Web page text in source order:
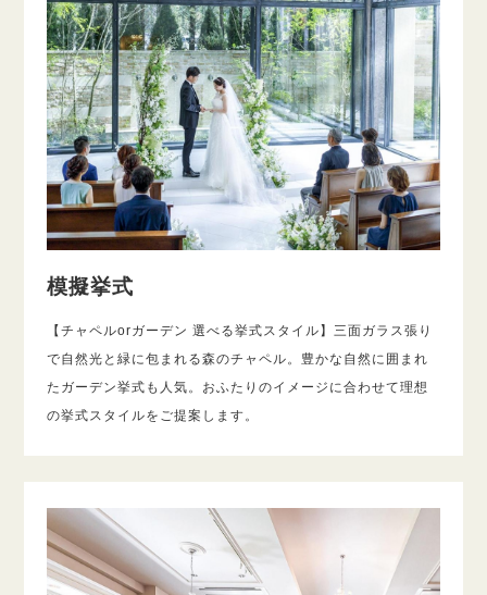
模擬挙式
【チャペルorガーデン 選べる挙式スタイル】三面ガラス張り
で自然光と緑に包まれる森のチャペル。豊かな自然に囲まれ
たガーデン挙式も人気。おふたりのイメージに合わせて理想
の挙式スタイルをご提案します。